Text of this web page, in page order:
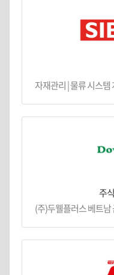
자재관리 | 물류 시스
주
(주)두웰플러스 베트남